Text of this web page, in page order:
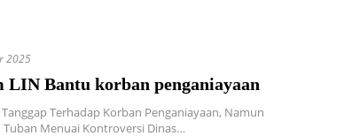
2025
LIN Bantu korban penganiayaan
Terhadap Korban Penganiayaan, Namun
Tuban Menuai Kontroversi Dinas…